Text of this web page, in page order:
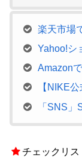
楽天市場
Yahoo!シ
Amazon
【NIKE
「SNS
チェックリス